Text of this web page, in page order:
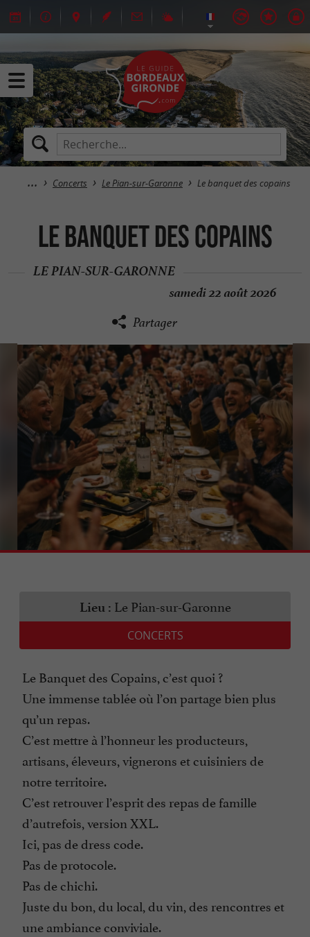
Concerts Le Pian-sur-Garonne Le banquet des copains
Le banquet des copains
LE PIAN-SUR-GARONNE
samedi 22 août 2026
Partager
Lieu : Le Pian-sur-Garonne
CONCERTS
Le Banquet des Copains, c’est quoi ?
Une immense tablée où l’on partage bien plus
qu’un repas.
C’est mettre à l’honneur les producteurs,
artisans, éleveurs, vignerons et cuisiniers de
notre territoire.
C’est retrouver l’esprit des repas de famille
d’autrefois, version XXL.
Ici, pas de dress code.
Pas de protocole.
Pas de chichi.
Juste du bon, du local, du vin, des rencontres et
une ambiance conviviale.